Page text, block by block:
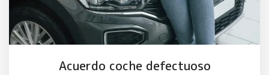
Acuerdo coche defectuoso